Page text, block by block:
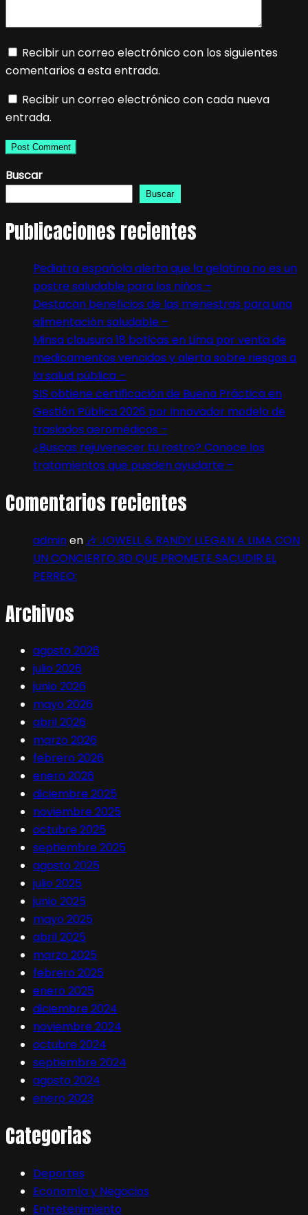
Recibir un correo electrónico con los siguientes
comentarios a esta entrada.
Recibir un correo electrónico con cada nueva
entrada.
Buscar
Buscar
Publicaciones recientes
Pediatra española alerta que la gelatina no es un
postre saludable para los niños –
Destacan beneficios de las menestras para una
alimentación saludable –
Minsa clausura 18 boticas en Lima por venta de
medicamentos vencidos y alerta sobre riesgos a
la salud pública –
SIS obtiene certificación de Buena Práctica en
Gestión Pública 2026 por innovador modelo de
traslados aeromédicos –
¿Buscas rejuvenecer tu rostro? Conoce los
tratamientos que pueden ayudarte –
Comentarios recientes
adminen 🎶 JOWELL & RANDY LLEGAN A LIMA CON
UN CONCIERTO 3D QUE PROMETE SACUDIR EL
PERREO:
Archivos
agosto 2026
julio 2026
junio 2026
mayo 2026
abril 2026
marzo 2026
febrero 2026
enero 2026
diciembre 2025
noviembre 2025
octubre 2025
septiembre 2025
agosto 2025
julio 2025
junio 2025
mayo 2025
abril 2025
marzo 2025
febrero 2025
enero 2025
diciembre 2024
noviembre 2024
octubre 2024
septiembre 2024
agosto 2024
enero 2023
Categorias
Deportes
Economía y Negocios
Entretenimiento